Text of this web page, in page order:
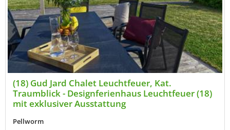
(18) Gud Jard Chalet Leuchtfeuer, Kat.
Traumblick - Designferienhaus Leuchtfeuer (18)
mit exklusiver Ausstattung
Pellworm